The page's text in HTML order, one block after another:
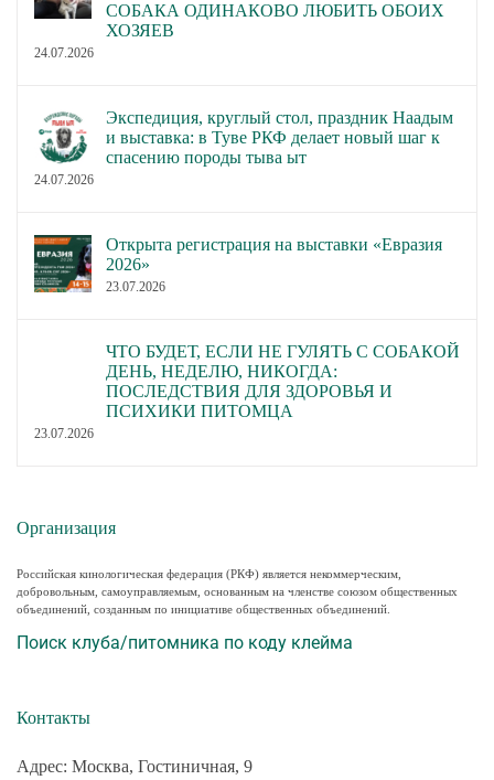
СОБАКА ОДИНАКОВО ЛЮБИТЬ ОБОИХ
ХОЗЯЕВ
24.07.2026
Экспедиция, круглый стол, праздник Наадым
и выставка: в Туве РКФ делает новый шаг к
спасению породы тыва ыт
24.07.2026
Открыта регистрация на выставки «Евразия
2026»
23.07.2026
ЧТО БУДЕТ, ЕСЛИ НЕ ГУЛЯТЬ С СОБАКОЙ
ДЕНЬ, НЕДЕЛЮ, НИКОГДА:
ПОСЛЕДСТВИЯ ДЛЯ ЗДОРОВЬЯ И
ПСИХИКИ ПИТОМЦА
23.07.2026
Организация
Российская кинологическая федерация (РКФ) является некоммерческим,
добровольным, самоуправляемым, основанным на членстве союзом общественных
объединений, созданным по инициативе общественных объединений.
Поиск клуба/питомника по коду клейма
Контакты
Адрес: Москва, Гостиничная, 9